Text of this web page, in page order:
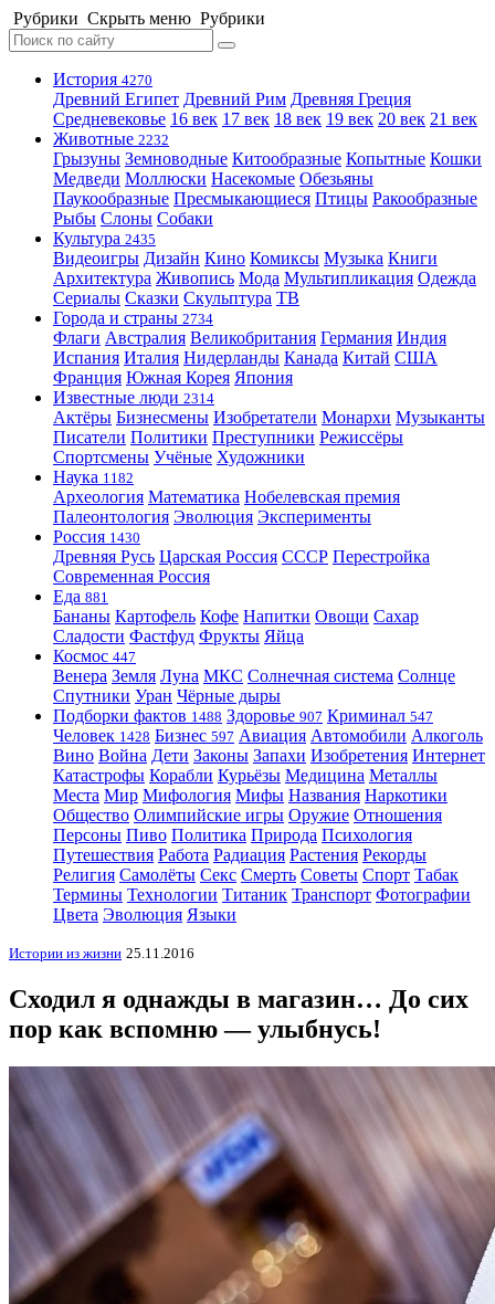
Рубрики Скрыть меню Рубрики
История 4270
Древний Египет Древний Рим Древняя Греция
Средневековье 16 век 17 век 18 век 19 век 20 век 21 век
Животные 2232
Грызуны Земноводные Китообразные Копытные Кошки
Медведи Моллюски Насекомые Обезьяны
Паукообразные Пресмыкающиеся Птицы Ракообразные
Рыбы Слоны Собаки
Культура 2435
Видеоигры Дизайн Кино Комиксы Музыка Книги
Архитектура Живопись Мода Мультипликация Одежда
Сериалы Сказки Скульптура ТВ
Города и страны 2734
Флаги Австралия Великобритания Германия Индия
Испания Италия Нидерланды Канада Китай США
Франция Южная Корея Япония
Известные люди 2314
Актёры Бизнесмены Изобретатели Монархи Музыканты
Писатели Политики Преступники Режиссёры
Спортсмены Учёные Художники
Наука 1182
Археология Математика Нобелевская премия
Палеонтология Эволюция Эксперименты
Россия 1430
Древняя Русь Царская Россия СССР Перестройка
Современная Россия
Еда 881
Бананы Картофель Кофе Напитки Овощи Сахар
Сладости Фастфуд Фрукты Яйца
Космос 447
Венера Земля Луна МКС Солнечная система Солнце
Спутники Уран Чёрные дыры
Подборки фактов 1488 Здоровье 907 Криминал 547
Человек 1428 Бизнес 597 Авиация Автомобили Алкоголь
Вино Война Дети Законы Запахи Изобретения Интернет
Катастрофы Корабли Курьёзы Медицина Металлы
Места Мир Мифология Мифы Названия Наркотики
Общество Олимпийские игры Оружие Отношения
Персоны Пиво Политика Природа Психология
Путешествия Работа Радиация Растения Рекорды
Религия Самолёты Секс Смерть Советы Спорт Табак
Термины Технологии Титаник Транспорт Фотографии
Цвета Эволюция Языки
Истории из жизни 25.11.2016
Сходил я однажды в магазин… До сих
пор как вспомню — улыбнусь!